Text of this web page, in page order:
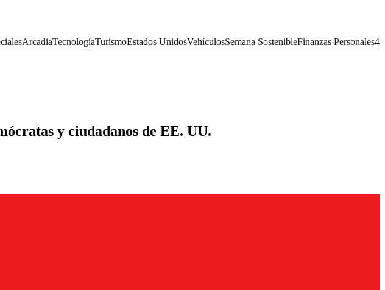
ArcadiaTecnologíaTurismoEstados UnidosVehículosSemana SostenibleFinanzas Personales4
y ciudadanos de EE. UU.